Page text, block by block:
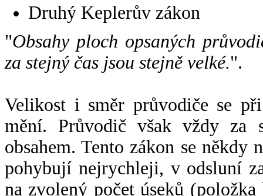
Druhý Keplerův zákon
"Obsahy ploch opsaných
za stejný čas jsou stejně velké.".
Velikost i směr průvodiče se
mění. Průvodič však vždy za
obsahem. Tento zákon se někdy
pohybují nejrychleji, v odsluní
na zvolený počet úseků